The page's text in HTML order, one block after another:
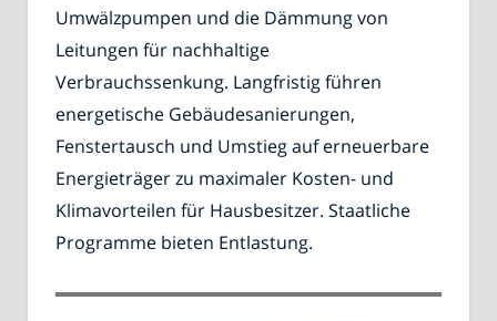
Umwälzpumpen und die Dämmung von
Leitungen für nachhaltige
Verbrauchssenkung. Langfristig führen
energetische Gebäudesanierungen,
Fenstertausch und Umstieg auf erneuerbare
Energieträger zu maximaler Kosten- und
Klimavorteilen für Hausbesitzer. Staatliche
Programme bieten Entlastung.